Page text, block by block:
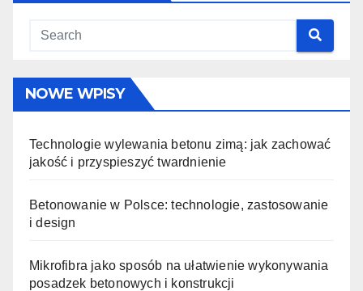
NOWE WPISY
Technologie wylewania betonu zimą: jak zachować
jakość i przyspieszyć twardnienie
Betonowanie w Polsce: technologie, zastosowanie
i design
Mikrofibra jako sposób na ułatwienie wykonywania
posadzek betonowych i konstrukcji